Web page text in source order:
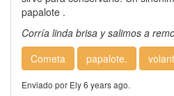
papalote .
Corría linda brisa y salimos a
Cometa
papalote.
Enviado por Ely 6 years ago.